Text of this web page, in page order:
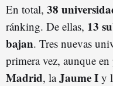
En total, 38
ránking. De ellas, 13
bajan. Tres nuevas
primera vez, aunque
Madrid, laJaume I y